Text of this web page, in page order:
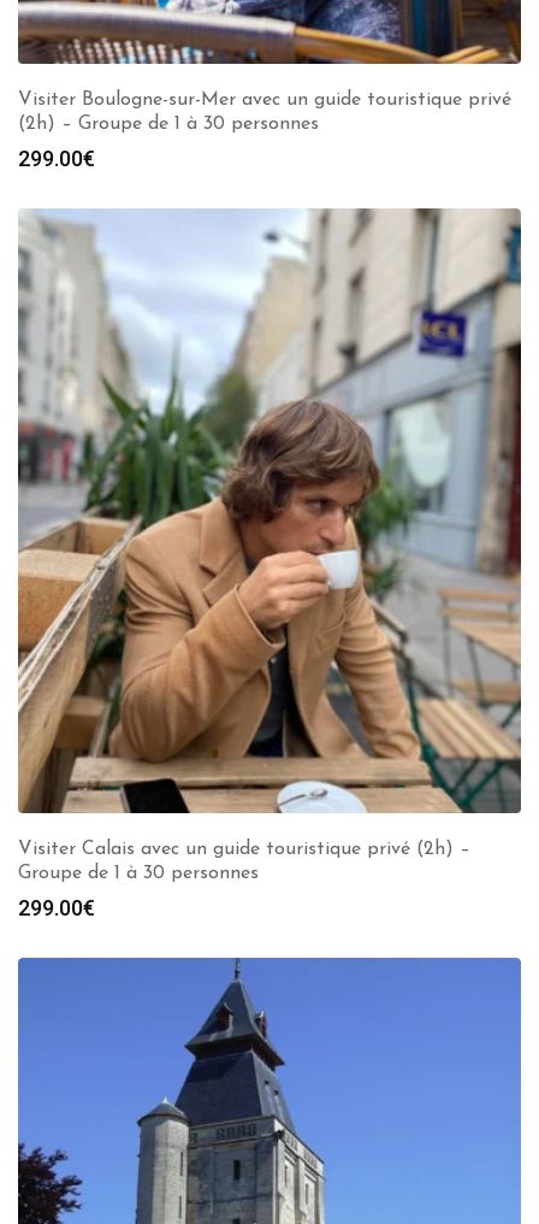
Visiter Boulogne-sur-Mer avec un guide touristique privé
(2h) – Groupe de 1 à 30 personnes
299.00€
Visiter Calais avec un guide touristique privé (2h) –
Groupe de 1 à 30 personnes
299.00€